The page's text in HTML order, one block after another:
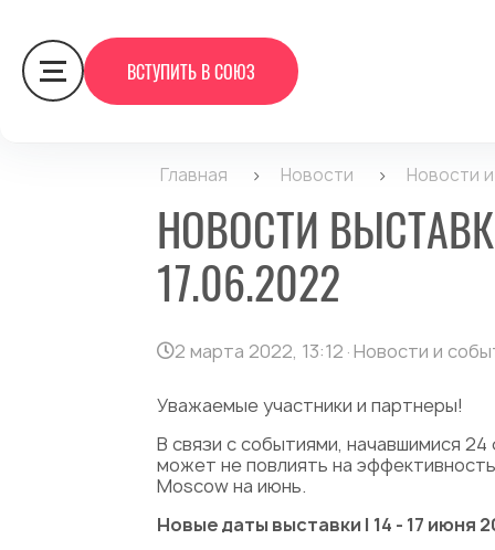
ВСТУПИТЬ В СОЮЗ
Главная > Новости > Новости
НОВОСТИ
17.06.2022
2 марта 2022, 13:12 ·Новости и
Уважаемые участники и партнеры!
В связи с событиями, начавшимися
может не повлиять на
Moscow на июнь.
Новые даты выставки | 14 - 17 июня